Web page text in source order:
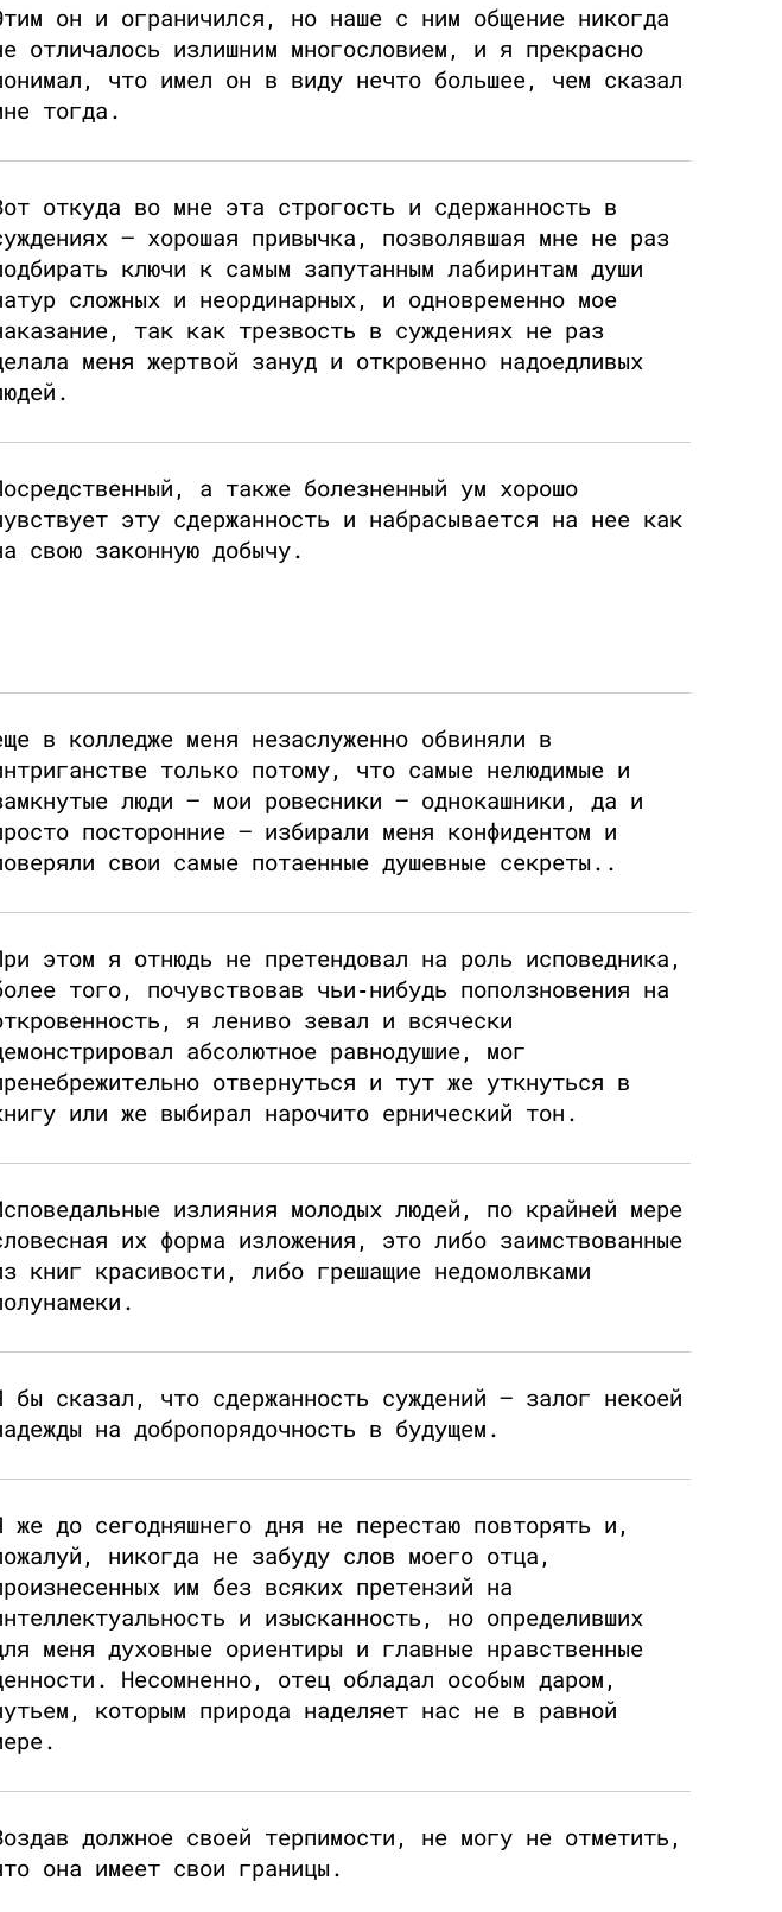
он и ограничился, но наше с ним общение никогда
отличалось излишним многословием, и я прекрасно
что имел он в виду нечто большее, чем сказал
тогда.
откуда во мне эта строгость и сдержанность в
— хорошая привычка, позволявшая мне не раз
ключи к самым запутанным лабиринтам души
сложных и неординарных, и одновременно мое
так как трезвость в суждениях не раз
меня жертвой зануд и откровенно надоедливых
а также болезненный ум хорошо
эту сдержанность и набрасывается на нее как
свою законную добычу.
в колледже меня незаслуженно обвиняли в
только потому, что самые нелюдимые и
люди — мои ровесники — однокашники, да и
посторонние — избирали меня конфидентом и
свои самые потаенные душевные секреты..
этом я отнюдь не претендовал на роль исповедника,
того, почувствовав чьи‑нибудь поползновения на
я лениво зевал и всячески
абсолютное равнодушие, мог
отвернуться и тут же уткнуться в
или же выбирал нарочито ернический тон.
излияния молодых людей, по крайней мере
их форма изложения, это либо заимствованные
книг красивости, либо грешащие недомолвками
бы сказал, что сдержанность суждений — залог некоей
на добропорядочность в будущем.
же до сегодняшнего дня не перестаю повторять и,
никогда не забуду слов моего отца,
им без всяких претензий на
и изысканность, но определивших
меня духовные ориентиры и главные нравственные
Несомненно, отец обладал особым даром,
которым природа наделяет нас не в равной
должное своей терпимости, не могу не отметить,
она имеет свои границы.